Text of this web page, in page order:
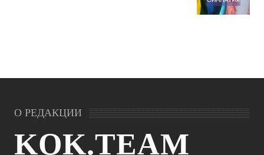
О РЕДАКЦИИ
KOK.TEAM